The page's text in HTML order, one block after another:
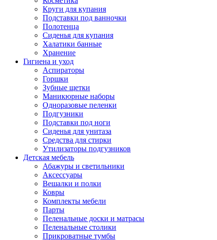
Круги для купания
Подставки под ванночки
Полотенца
Сиденья для купания
Халатики банные
Хранение
Гигиена и уход
Аспираторы
Горшки
Зубные щетки
Маникюрные наборы
Одноразовые пеленки
Подгузники
Подставки под ноги
Сиденья для унитаза
Средства для стирки
Утилизаторы подгузников
Детская мебель
Абажуры и светильники
Аксессуары
Вешалки и полки
Ковры
Комплекты мебели
Парты
Пеленальные доски и матрасы
Пеленальные столики
Прикроватные тумбы